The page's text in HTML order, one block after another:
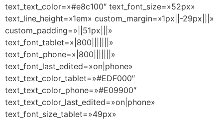
text_text_color=»#e8c100″ text_font_size=»52px»
text_line_height=»1em» custom_margin=»1px||-29px|||»
custom_padding=»||51px|||»
text_font_tablet=»|800|||||||»
text_font_phone=»|800|||||||»
text_font_last_edited=»on|phone»
text_text_color_tablet=»#EDF000″
text_text_color_phone=»#E09900″
text_text_color_last_edited=»on|phone»
text_font_size_tablet=»49px»